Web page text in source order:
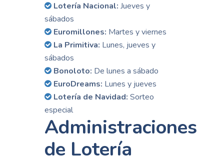
Lotería Nacional: Jueves y
sábados
Euromillones: Martes y viernes
La Primitiva: Lunes, jueves y
sábados
Bonoloto: De lunes a sábado
EuroDreams: Lunes y jueves
Lotería de Navidad: Sorteo
especial
Administraciones
de Lotería